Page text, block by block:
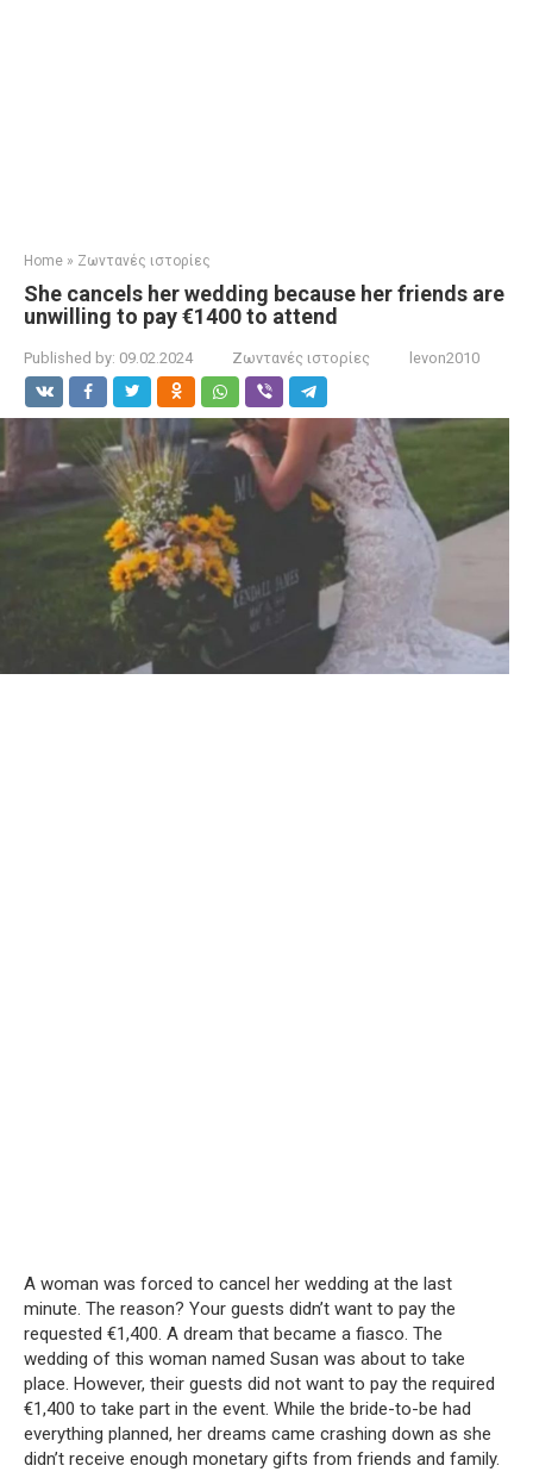
Home » Ζωντανές ιστορίες
She cancels her wedding because her friends are
unwilling to pay €1400 to attend
Published by: 09.02.2024 Ζωντανές ιστορίες levon2010
A woman was forced to cancel her wedding at the last
minute. The reason? Your guests didn’t want to pay the
requested €1,400. A dream that became a fiasco. The
wedding of this woman named Susan was about to take
place. However, their guests did not want to pay the required
€1,400 to take part in the event. While the bride-to-be had
everything planned, her dreams came crashing down as she
didn’t receive enough monetary gifts from friends and family.